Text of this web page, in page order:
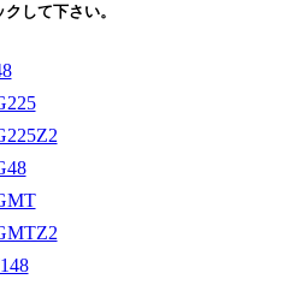
して下さい。